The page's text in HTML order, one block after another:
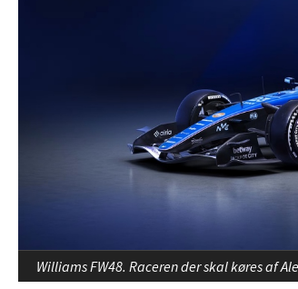
Williams FW48. Raceren der skal køres af